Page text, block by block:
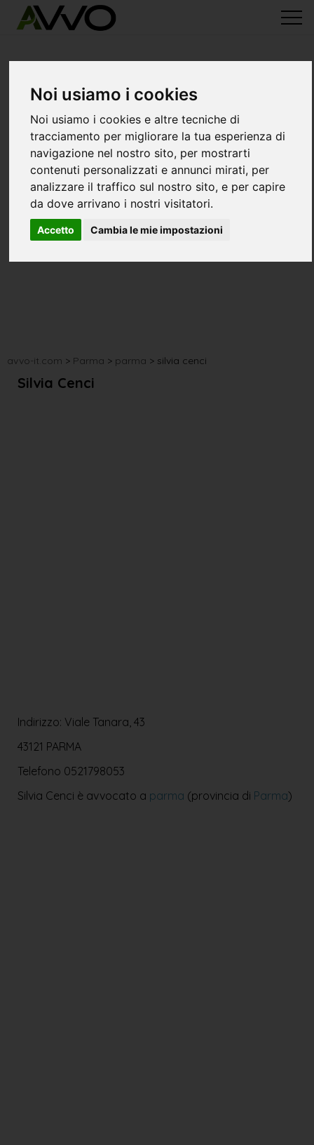
Noi usiamo i cookies
Noi usiamo i cookies e altre tecniche di
tracciamento per migliorare la tua esperienza di
navigazione nel nostro sito, per mostrarti
contenuti personalizzati e annunci mirati, per
analizzare il traffico sul nostro sito, e per capire
da dove arrivano i nostri visitatori.
Accetto Cambia le mie impostazioni
avvo-it.com > Parma > parma > silvia cenci
Silvia Cenci
Indirizzo: Viale Tanara, 43
43121 PARMA
Telefono 0521798053
Silvia Cenci è avvocato a parma (provincia di Parma)